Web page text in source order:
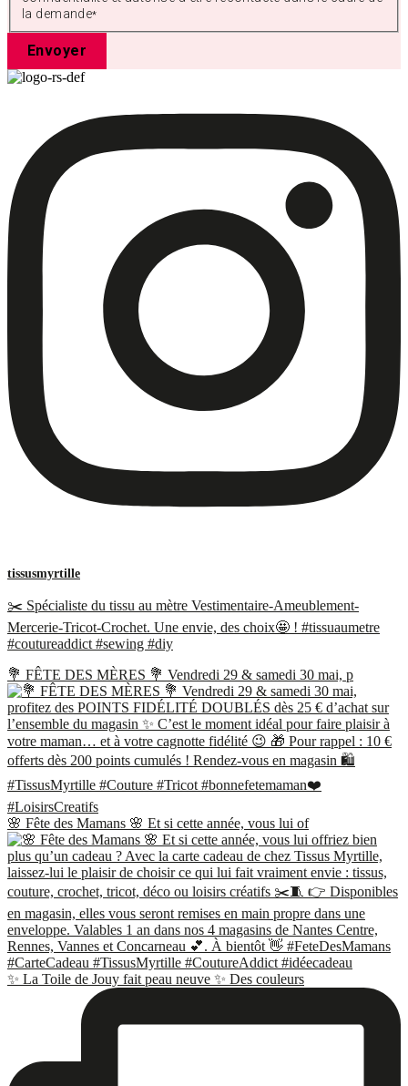
la demande*
tissusmyrtille
✂️ Spécialiste du tissu au mètre Vestimentaire-Ameublement-
Mercerie-Tricot-Crochet. Une envie, des choix🤩 ! #tissuaumetre
#coutureaddict #sewing #diy
💐 FÊTE DES MÈRES 💐 Vendredi 29 & samedi 30 mai, p
🌸 Fête des Mamans 🌸 Et si cette année, vous lui of
✨ La Toile de Jouy fait peau neuve ✨ Des couleurs